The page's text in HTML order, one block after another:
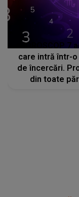
HOROSCOP
care intră într-
de încercări.
din toate